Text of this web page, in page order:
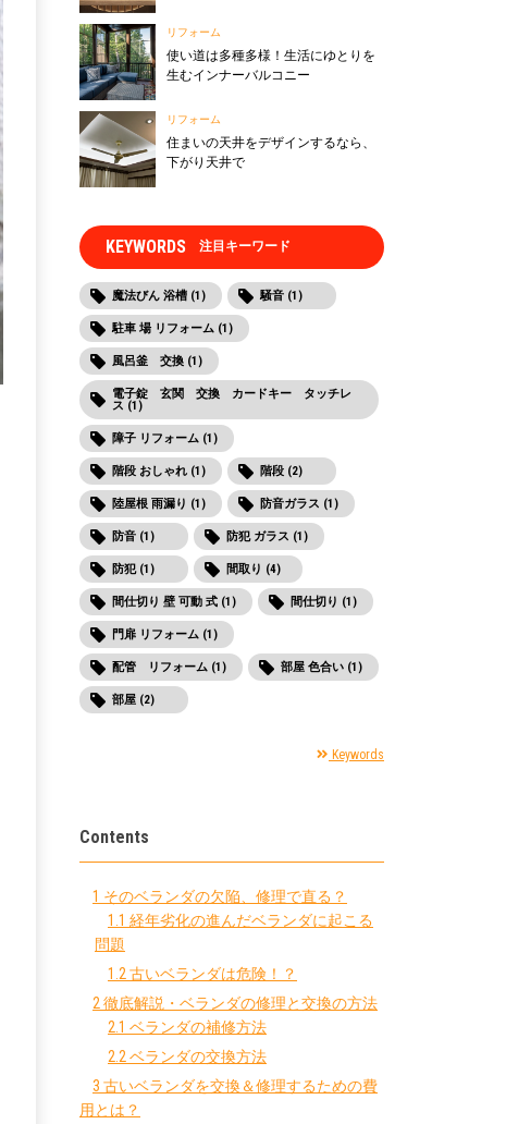
リフォーム
使い道は多種多様！生活にゆとりを
生むインナーバルコニー
リフォーム
住まいの天井をデザインするなら、
下がり天井で
KEYWORDS 注目キーワード
魔法びん 浴槽 (1) 騒音 (1)
駐車 場 リフォーム (1)
風呂釜 交換 (1)
電子錠 玄関 交換 カードキー タッチレ
ス (1)
障子 リフォーム (1)
階段 おしゃれ (1) 階段 (2)
陸屋根 雨漏り (1) 防音ガラス (1)
防音 (1) 防犯 ガラス (1)
防犯 (1) 間取り (4)
間仕切り 壁 可動 式 (1) 間仕切り (1)
門扉 リフォーム (1)
配管 リフォーム (1) 部屋 色合い (1)
部屋 (2)
Keywords
Contents
1 そのベランダの欠陥、修理で直る？
1.1 経年劣化の進んだベランダに起こる
問題
1.2 古いベランダは危険！？
2 徹底解説・ベランダの修理と交換の方法
2.1 ベランダの補修方法
2.2 ベランダの交換方法
3 古いベランダを交換＆修理するための費
用とは？